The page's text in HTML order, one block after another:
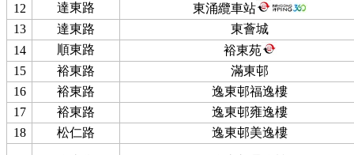
12
達東路
東涌纜車站
13
達東路
東薈城
14
順東路
裕東苑
15
裕東路
滿東邨
16
裕東路
逸東邨福逸樓
17
裕東路
逸東邨雍逸樓
18
松仁路 逸東邨美逸樓